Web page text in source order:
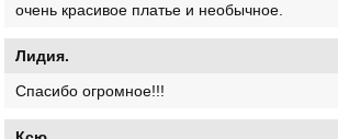
очень красивое платье и необычное.
Лидия.
Спасибо огромное!!!